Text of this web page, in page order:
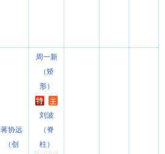
蒋协远
（创
周一新
（矫
形）
刘波
（脊
柱）